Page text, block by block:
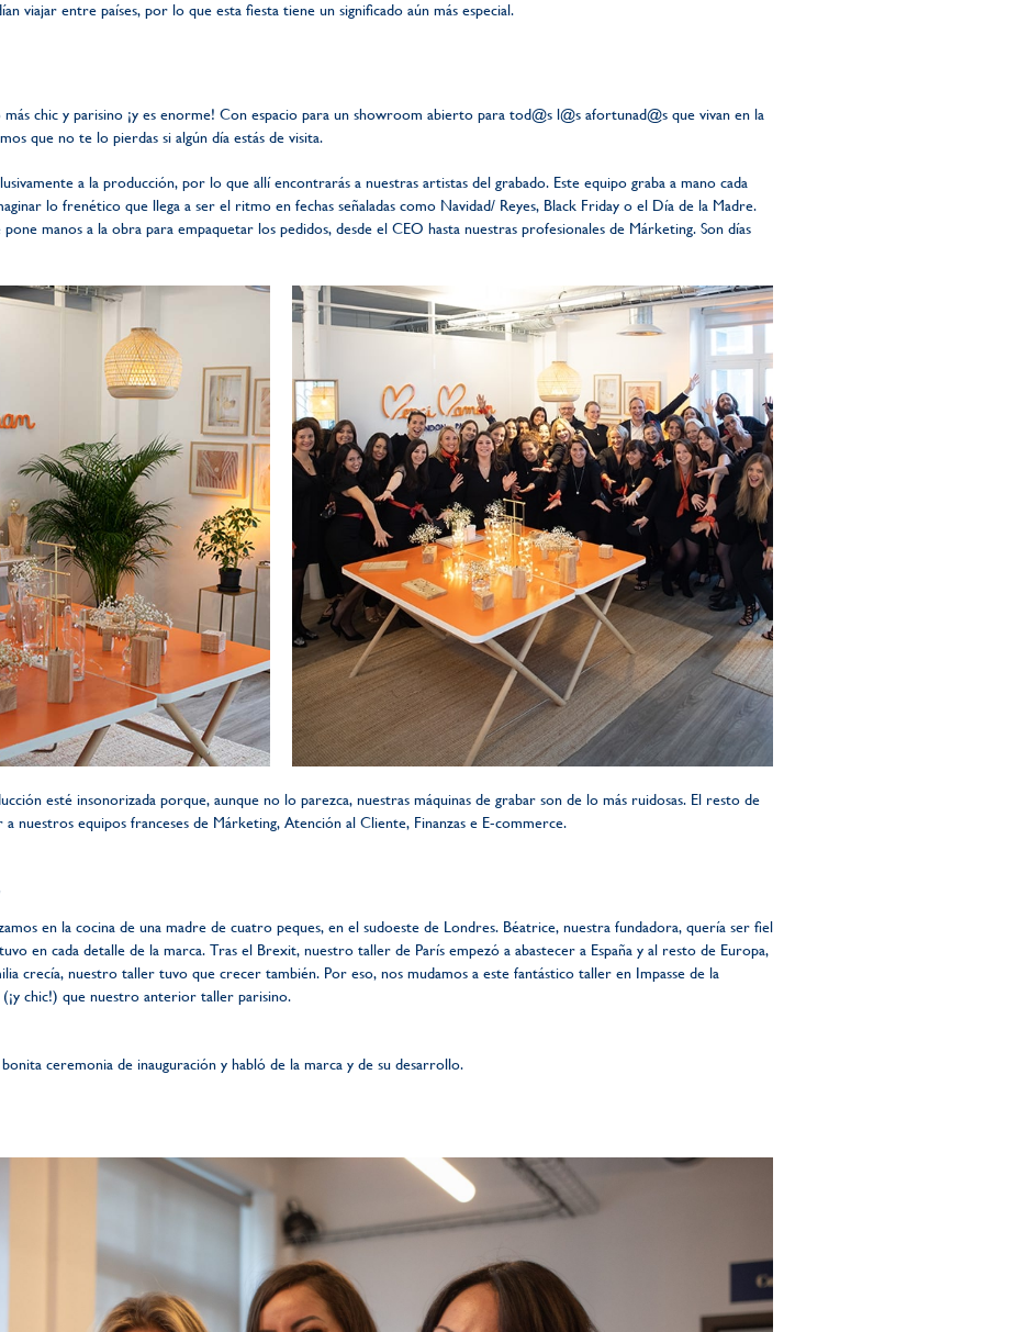
viajar entre países, por lo que esta fiesta tiene un significado aún más especial.
chic y parisino ¡y es enorme! Con espacio para un showroom abierto para tod@s l@s afortunad@s que vivan en la
que no te lo pierdas si algún día estás de visita.
a la producción, por lo que allí encontrarás a nuestras artistas del grabado. Este equipo graba a mano cada
lo frenético que llega a ser el ritmo en fechas señaladas como Navidad/ Reyes, Black Friday o el Día de la Madre.
manos a la obra para empaquetar los pedidos, desde el CEO hasta nuestras profesionales de Márketing. Son días
esté insonorizada porque, aunque no lo parezca, nuestras máquinas de grabar son de lo más ruidosas. El resto de
a nuestros equipos franceses de Márketing, Atención al Cliente, Finanzas e E-commerce.
en la cocina de una madre de cuatro peques, en el sudoeste de Londres. Béatrice, nuestra fundadora, quería ser fiel
en cada detalle de la marca. Tras el Brexit, nuestro taller de París empezó a abastecer a España y al resto de Europa,
crecía, nuestro taller tuvo que crecer también. Por eso, nos mudamos a este fantástico taller en Impasse de la
(¡y chic!) que nuestro anterior taller parisino.
ceremonia de inauguración y habló de la marca y de su desarrollo.